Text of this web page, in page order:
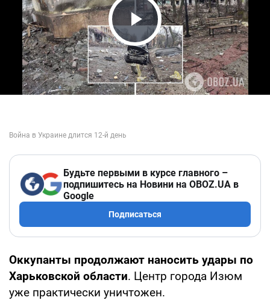
Play Video
Будьте первыми в курсе главного –
подпишитесь на Новини на OBOZ.UA в
Google
Подписаться
Оккупанты продолжают наносить удары по
Харьковской области. Центр города Изюм
уже практически уничтожен.